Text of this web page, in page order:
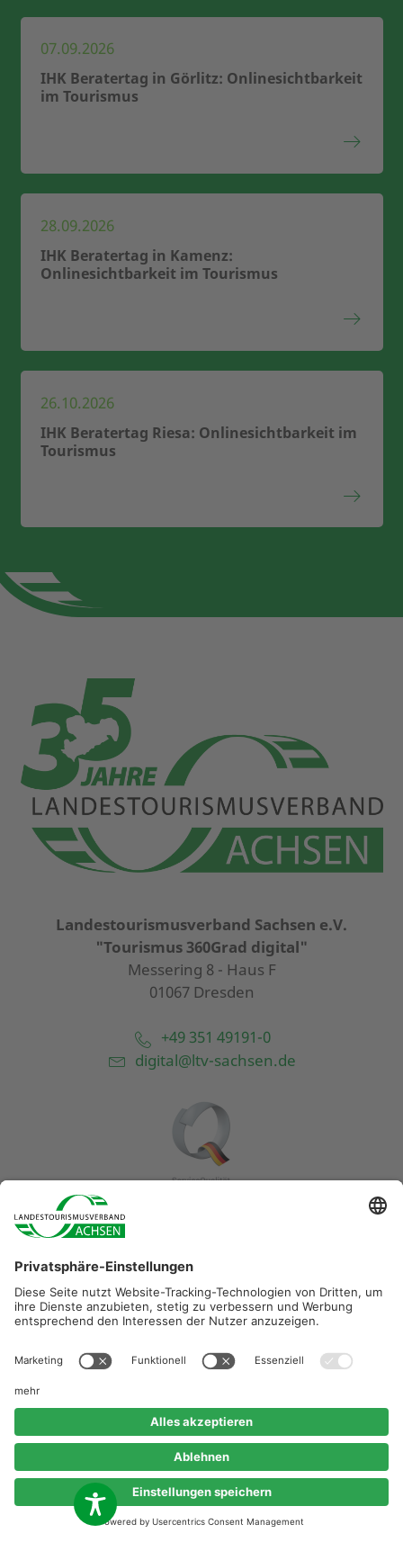
07.09.2026
IHK Beratertag in Görlitz: Onlinesichtbarkeit
im Tourismus
28.09.2026
IHK Beratertag in Kamenz:
Onlinesichtbarkeit im Tourismus
26.10.2026
IHK Beratertag Riesa: Onlinesichtbarkeit im
Tourismus
Landestourismusverband Sachsen e.V.
"Tourismus 360Grad digital"
Messering 8 - Haus F
01067 Dresden
+49 351 49191-0
digital@ltv-sachsen.de
Diese Maßnahme wird mitfinanziert durch Steuermittel auf
©2026 Landestourismusverband Sachsen e.V.